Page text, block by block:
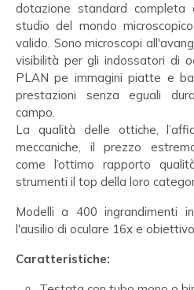
dotazione standard
studio del mondo
valido. Sono microscopi
visibilità per gli indossatori di
PLAN pe immagini piatte e
prestazioni senza eguali
campo.
La qualità delle ottiche,
meccaniche, il prezzo
come l’ottimo rapporto
strumenti il top della loro
Modelli a 400 ingrandimenti
l'ausilio di oculare 16x e
Caratteristiche: